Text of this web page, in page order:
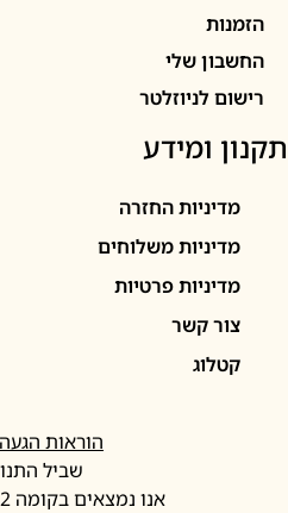
שלי
לניוזלטר
ומידע
החזרה
משלוחים
פרטיות
קשר
הוראות הגעה למפעל
שביל התנופה 3
אנו נמצאים בקומה 2, דלת מצד ימין.